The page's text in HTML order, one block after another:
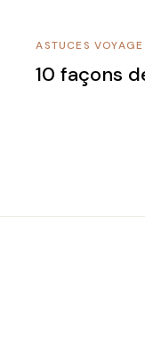
ASTUCES VOYAGE
10 façons